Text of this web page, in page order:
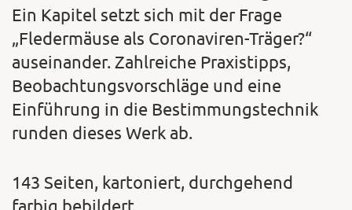
Ein Kapitel setzt sich mit der Frage
„Fledermäuse als Coronaviren-Träger?“
auseinander. Zahlreiche Praxistipps,
Beobachtungsvorschläge und eine
Einführung in die Bestimmungstechnik
runden dieses Werk ab.
143 Seiten, kartoniert, durchgehend
farbig bebildert